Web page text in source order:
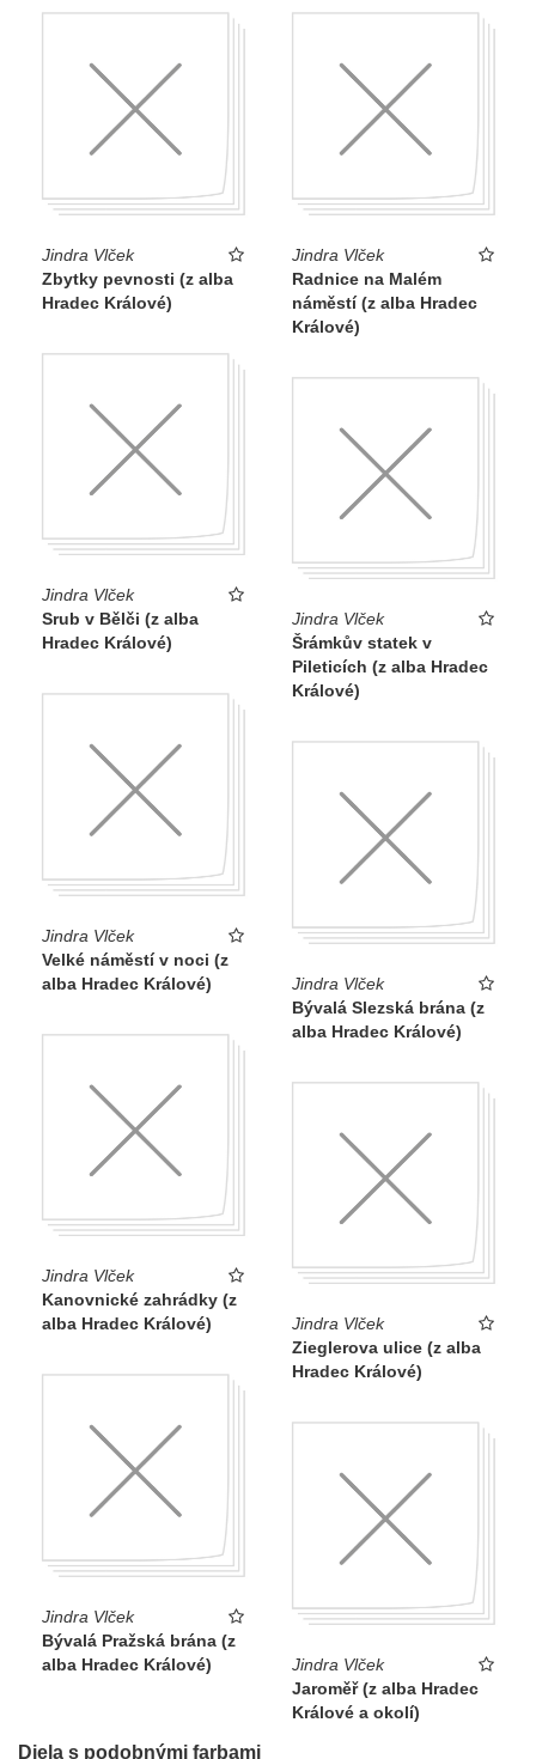
Jindra Vlček
Zbytky pevnosti (z alba
Hradec Králové)
Jindra Vlček
Radnice na Malém
náměstí (z alba Hradec
Králové)
Jindra Vlček
Srub v Bělči (z alba
Hradec Králové)
Jindra Vlček
Šrámkův statek v
Pileticích (z alba Hradec
Králové)
Jindra Vlček
Velké náměstí v noci (z
alba Hradec Králové)
Jindra Vlček
Bývalá Slezská brána (z
alba Hradec Králové)
Jindra Vlček
Kanovnické zahrádky (z
alba Hradec Králové)
Jindra Vlček
Zieglerova ulice (z alba
Hradec Králové)
Jindra Vlček
Bývalá Pražská brána (z
alba Hradec Králové)
Jindra Vlček
Jaroměř (z alba Hradec
Králové a okolí)
Diela s podobnými farbami